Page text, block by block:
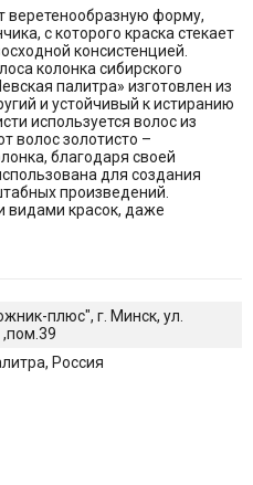
веретенообразную форму,
с которого краска стекает
консистенцией.
колонка сибирского
палитра» изготовлен из
и устойчивый к истиранию
используется волос из
волос золотисто –
благодаря своей
для создания
произведений.
видами красок, даже
плюс", г. Минск, ул.
Россия